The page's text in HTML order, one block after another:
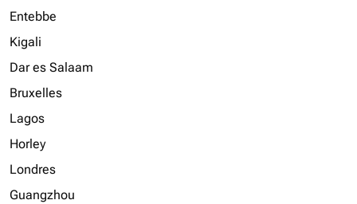
Entebbe
Kigali
Dar es Salaam
Bruxelles
Lagos
Horley
Londres
Guangzhou